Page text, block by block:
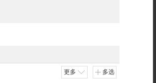
更多 多选